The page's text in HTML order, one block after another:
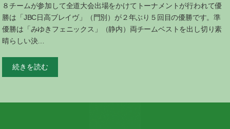
８チームが参加して全道大会出場をかけてトーナメントが行われて優
勝は「JBC日高ブレイヴ」（門別）が２年ぶり５回目の優勝です。準
優勝は「みゆきフェニックス」（静内）両チームベストを出し切り素
晴らしい決…
続きを読む